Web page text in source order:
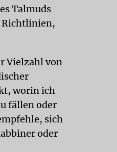
Talmuds
Richtlinien,
Vielzahl von
worin ich
fällen oder
sich
oder